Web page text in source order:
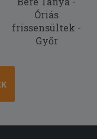
Óriás
frissensültek -
Győr